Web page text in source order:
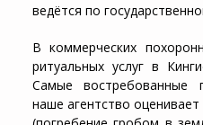
ведётся по
В коммерческих
ритуальных услуг в
Самые востребованные
наше агентство